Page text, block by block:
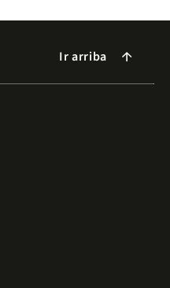
Ir arriba arrow_forward